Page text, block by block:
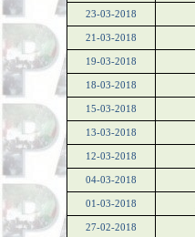
23-03-2018
21-03-2018
19-03-2018
18-03-2018
15-03-2018
13-03-2018
12-03-2018
04-03-2018
01-03-2018
27-02-2018